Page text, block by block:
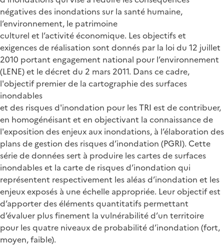
négatives des inondations sur la santé humaine,
l’environnement, le patrimoine
culturel et l’activité économique. Les objectifs et
exigences de réalisation sont donnés par la loi du 12 juillet
2010 portant engagement national pour l’environnement
(LENE) et le décret du 2 mars 2011. Dans ce cadre,
l'objectif premier de la cartographie des surfaces
inondables
et des risques d'inondation pour les TRI est de contribuer,
en homogénéisant et en objectivant la connaissance de
l'exposition des enjeux aux inondations, à l’élaboration des
plans de gestion des risques d’inondation (PGRI). Cette
série de données sert à produire les cartes de surfaces
inondables et la carte de risques d’inondation qui
représentent respectivement les aléas d’inondation et les
enjeux exposés à une échelle appropriée. Leur objectif est
d’apporter des éléments quantitatifs permettant
d’évaluer plus finement la vulnérabilité d’un territoire
pour les quatre niveaux de probabilité d’inondation (fort,
moyen, faible).